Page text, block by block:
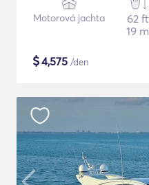
Motorová jachta
62 ft
19 m
$4,575 /den